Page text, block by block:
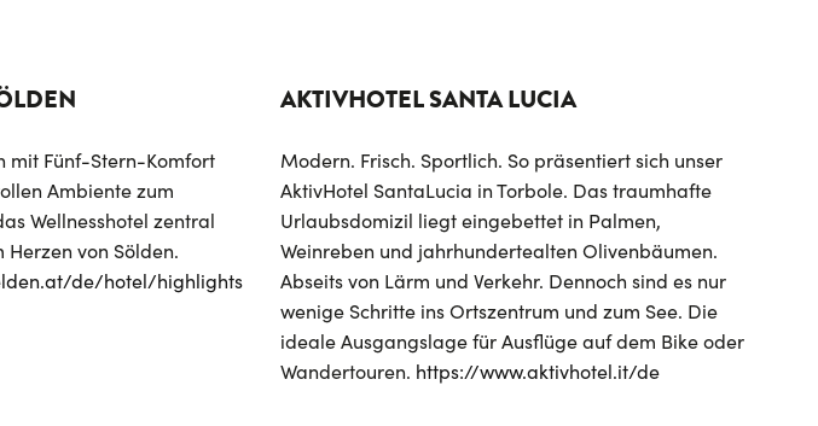
mit Fünf-Stern-Komfort
Ambiente zum
Wellnesshotel zentral
von Sölden.
de/hotel/highlights
AKTIVHOTEL SANTA LUCIA
Modern. Frisch. Sportlich. So präsentiert sich unser
AktivHotel SantaLucia in Torbole. Das traumhafte
Urlaubsdomizil liegt eingebettet in Palmen,
Weinreben und jahrhundertealten Olivenbäumen.
Abseits von Lärm und Verkehr. Dennoch sind es nur
wenige Schritte ins Ortszentrum und zum See. Die
ideale Ausgangslage für Ausflüge auf dem Bike oder
Wandertouren. https://www.aktivhotel.it/de